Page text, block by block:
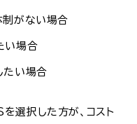
制がない場合
い場合
たい場合
選択した方が、コスト